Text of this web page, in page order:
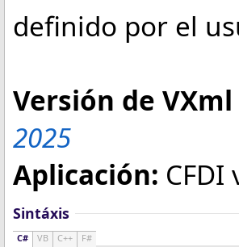
definido por el
Versión de
2025
Aplicación: CFDI
Sintáxis
C# VB C++ F#